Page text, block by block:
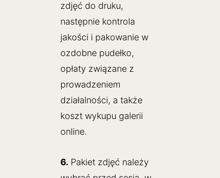
zdjęć do druku,
następnie kontrola
jakości i pakowanie w
ozdobne pudełko,
opłaty związane z
prowadzeniem
działalności, a także
koszt wykupu galerii
online.
6. Pakiet zdjęć należy